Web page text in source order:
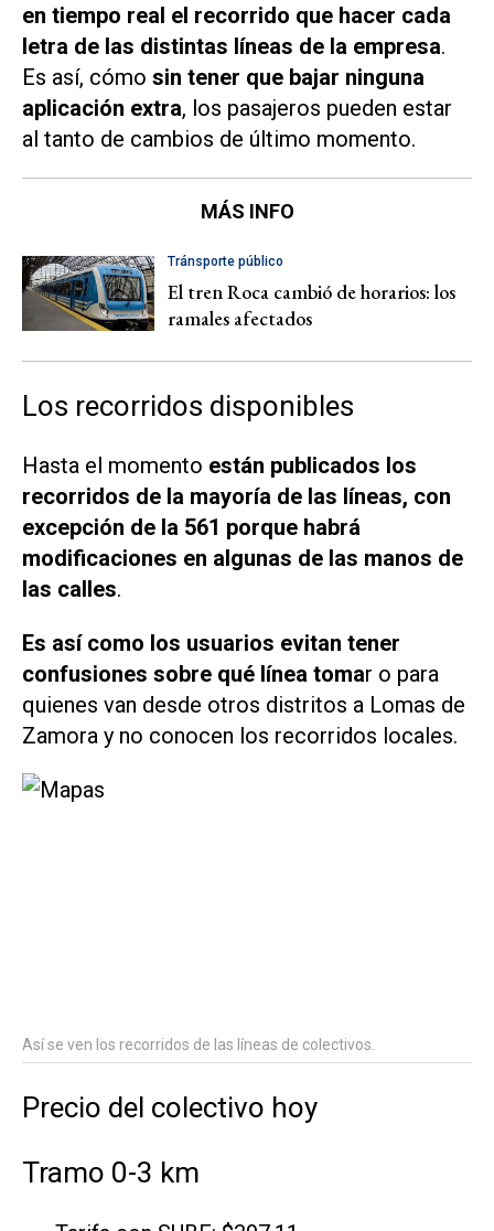
en tiempo real el recorrido que hacer cada
letra de las distintas líneas de la empresa.
Es así, cómo sin tener que bajar ninguna
aplicación extra, los pasajeros pueden estar
al tanto de cambios de último momento.
MÁS INFO
Tránsporte público
El tren Roca cambió de horarios: los
ramales afectados
Los recorridos disponibles
Hasta el momento están publicados los
recorridos de la mayoría de las líneas, con
excepción de la 561 porque habrá
modificaciones en algunas de las manos de
las calles.
Es así como los usuarios evitan tener
confusiones sobre qué línea tomar o para
quienes van desde otros distritos a Lomas de
Zamora y no conocen los recorridos locales.
Así se ven los recorridos de las líneas de colectivos.
Precio del colectivo hoy
Tramo 0-3 km